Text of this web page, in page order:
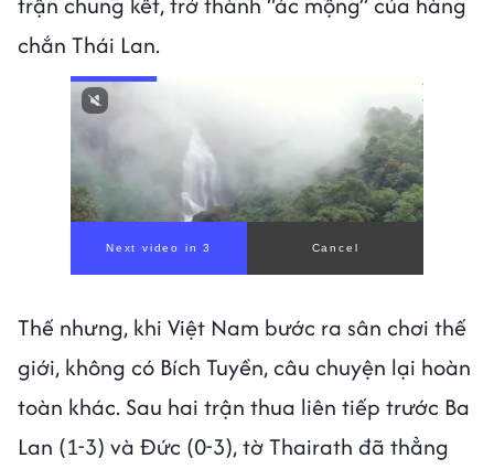
chắn Thái Lan.
Next video in 1 Cancel
Thế nhưng, khi Việt Nam bước ra sân chơi thế
giới, không có Bích Tuyền, câu chuyện lại hoàn
toàn khác. Sau hai trận thua liên tiếp trước Ba
Lan (1-3) và Đức (0-3), tờ Thairath đã thẳng